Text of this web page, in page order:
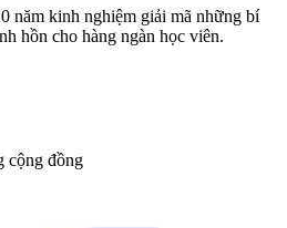
năm kinh nghiệm giải mã những bí
hồn cho hàng ngàn học viên.
cộng đồng